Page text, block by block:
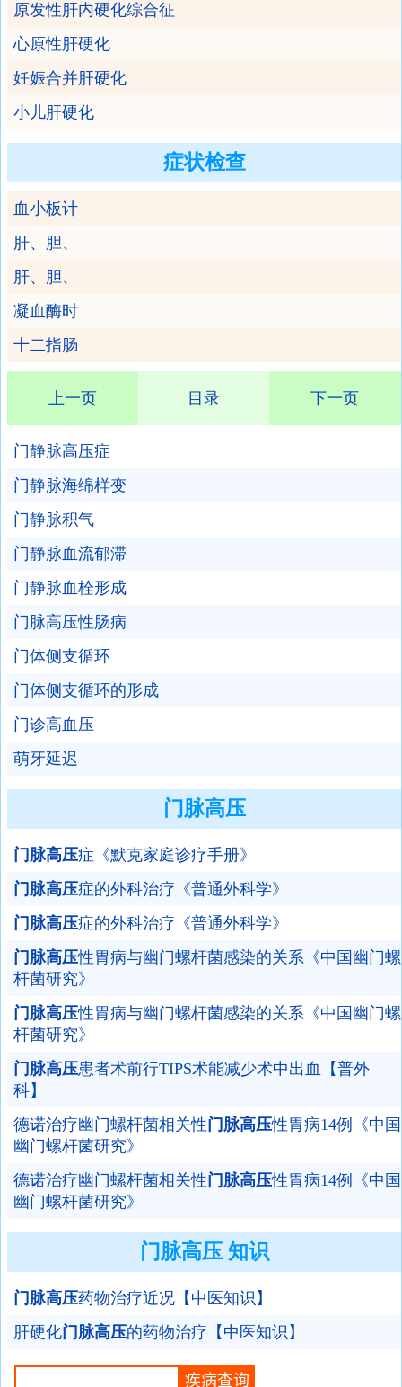
原发性肝内硬化综合征
心原性肝硬化
妊娠合并肝硬化
小儿肝硬化
症状检查
血小板计
肝、胆、
肝、胆、
凝血酶时
十二指肠
上一页 目录 下一页
门静脉高压症
门静脉海绵样变
门静脉积气
门静脉血流郁滞
门静脉血栓形成
门脉高压性肠病
门体侧支循环
门体侧支循环的形成
门诊高血压
萌牙延迟
门脉高压
门脉高压症《默克家庭诊疗手册》
门脉高压症的外科治疗《普通外科学》
门脉高压症的外科治疗《普通外科学》
门脉高压性胃病与幽门螺杆菌感染的关系《中国幽门螺
杆菌研究》
门脉高压性胃病与幽门螺杆菌感染的关系《中国幽门螺
杆菌研究》
门脉高压患者术前行TIPS术能减少术中出血【普外
科】
德诺治疗幽门螺杆菌相关性门脉高压性胃病14例《中国
幽门螺杆菌研究》
德诺治疗幽门螺杆菌相关性门脉高压性胃病14例《中国
幽门螺杆菌研究》
门脉高压 知识
门脉高压药物治疗近况【中医知识】
肝硬化门脉高压的药物治疗【中医知识】